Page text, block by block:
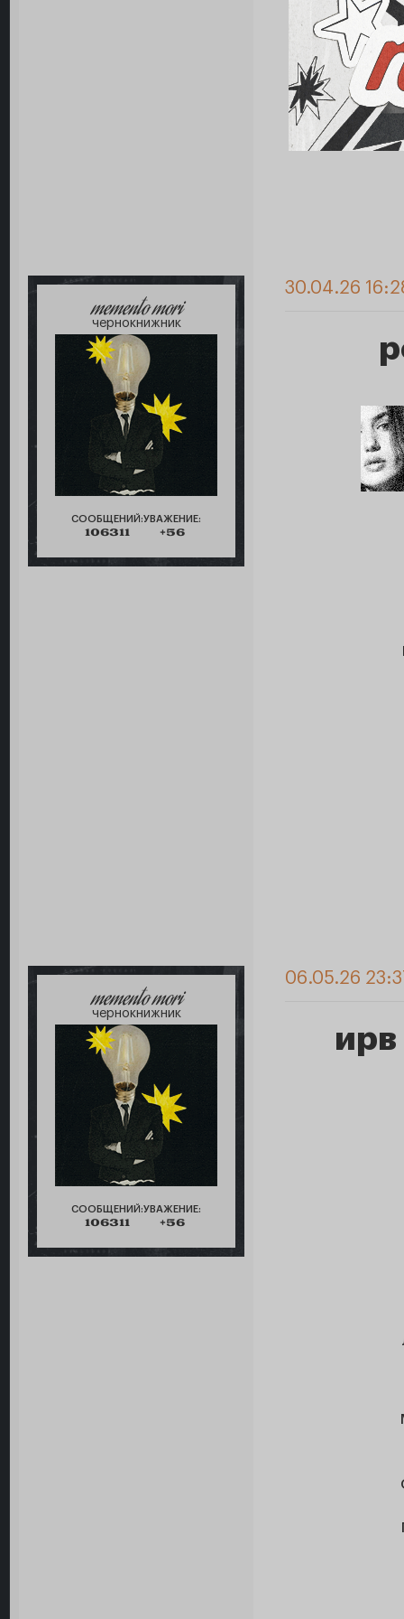
memento mori
чернокнижник
СООБЩЕНИЙ:
106311
УВАЖЕНИЕ:
+56
30.04.26
memento mori
чернокнижник
СООБЩЕНИЙ:
106311
УВАЖЕНИЕ:
+56
06.05.26
ирв